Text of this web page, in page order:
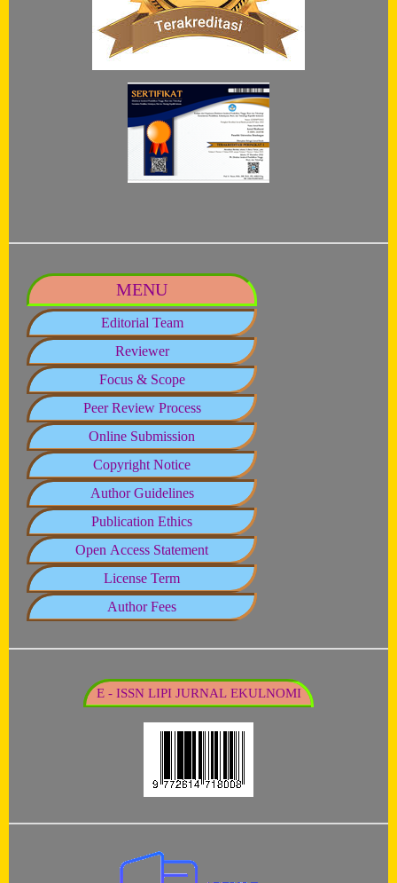
MENU
Editorial Team
Reviewer
Focus & Scope
Peer Review Process
Online Submission
Copyright Notice
Author Guidelines
Publication Ethics
Open Access Statement
License Term
Author Fees
E - ISSN LIPI JURNAL EKULNOMI